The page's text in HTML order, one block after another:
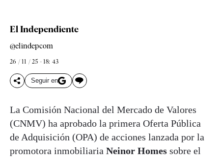
El Independiente
@elindepcom
26 / 11 / 25 - 18: 43
Seguir en
La Comisión Nacional del Mercado de Valores
(CNMV) ha aprobado la primera Oferta Pública
de Adquisición (OPA) de acciones lanzada por la
promotora inmobiliaria Neinor Homes sobre el